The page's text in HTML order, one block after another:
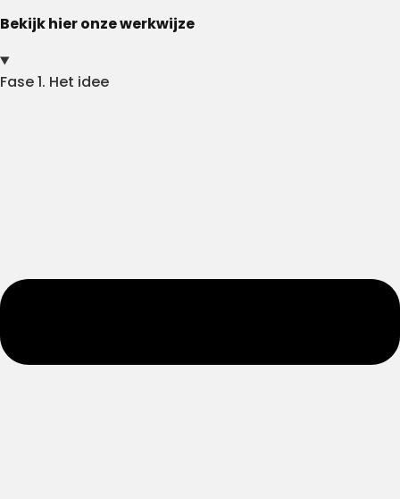
Bekijk hier onze werkwijze
Fase 1. Het idee